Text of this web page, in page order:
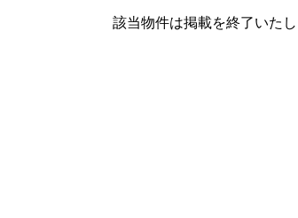
該当物件は掲載を終了いたし